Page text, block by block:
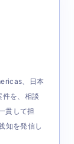
、日本
を、相談
貫して担
知を発信し